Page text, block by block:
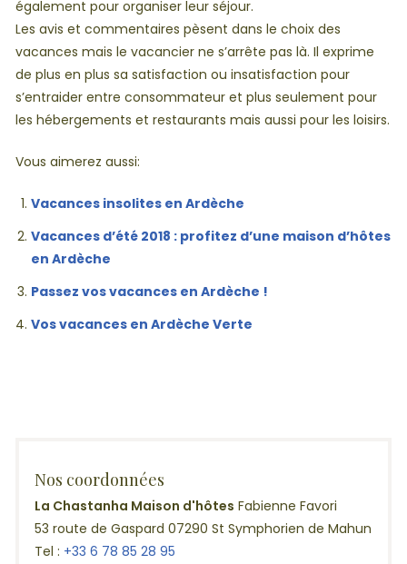
également pour organiser leur séjour.
Les avis et commentaires pèsent dans le choix des
vacances mais le vacancier ne s’arrête pas là. Il exprime
de plus en plus sa satisfaction ou insatisfaction pour
s’entraider entre consommateur et plus seulement pour
les hébergements et restaurants mais aussi pour les loisirs.
Vous aimerez aussi:
Vacances insolites en Ardèche
Vacances d’été 2018 : profitez d’une maison d’hôtes
en Ardèche
Passez vos vacances en Ardèche !
Vos vacances en Ardèche Verte
Nos coordonnées
La Chastanha Maison d'hôtes Fabienne Favori
53 route de Gaspard 07290 St Symphorien de Mahun
Tel : +33 6 78 85 28 95